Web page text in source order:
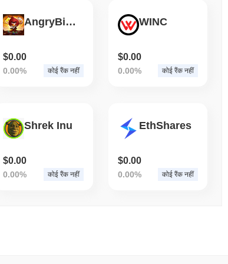
AngryBirds
$0.00
0.00% कोई रैंक नहीं
WINC
$0.00
0.00% कोई रैंक नहीं
Shrek Inu
$0.00
0.00% कोई रैंक नहीं
EthShares
$0.00
0.00% कोई रैंक नहीं